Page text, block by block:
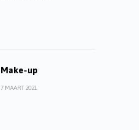
Make-up
7 MAART 2021